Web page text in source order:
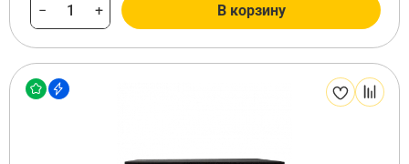
− + В корзину